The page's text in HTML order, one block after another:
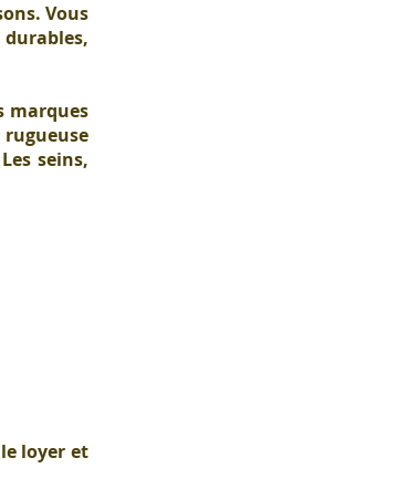
Vous
marques
seins,
loyer et